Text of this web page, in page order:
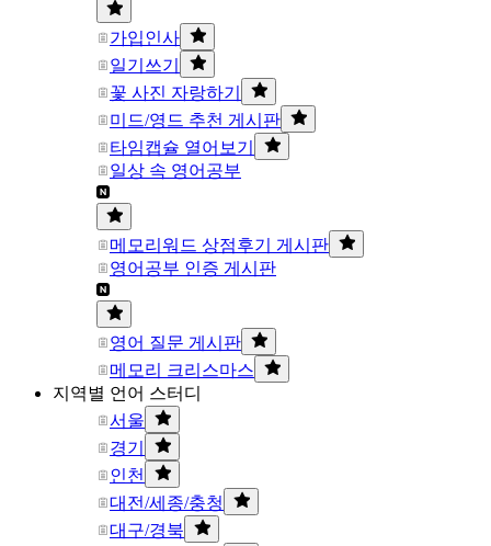
가입인사
일기쓰기
꽃 사진 자랑하기
미드/영드 추천 게시판
타임캡슐 열어보기
일상 속 영어공부
메모리워드 상점후기 게시판
영어공부 인증 게시판
영어 질문 게시판
메모리 크리스마스
지역별 언어 스터디
서울
경기
인천
대전/세종/충청
대구/경북